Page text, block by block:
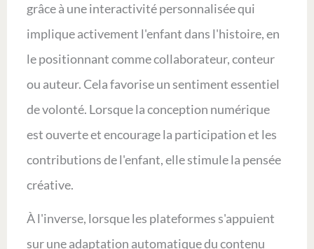
grâce à une interactivité personnalisée qui
implique activement l'enfant dans l'histoire, en
le positionnant comme collaborateur, conteur
ou auteur. Cela favorise un sentiment essentiel
de volonté. Lorsque la conception numérique
est ouverte et encourage la participation et les
contributions de l'enfant, elle stimule la pensée
créative.
À l'inverse, lorsque les plateformes s'appuient
sur une adaptation automatique du contenu